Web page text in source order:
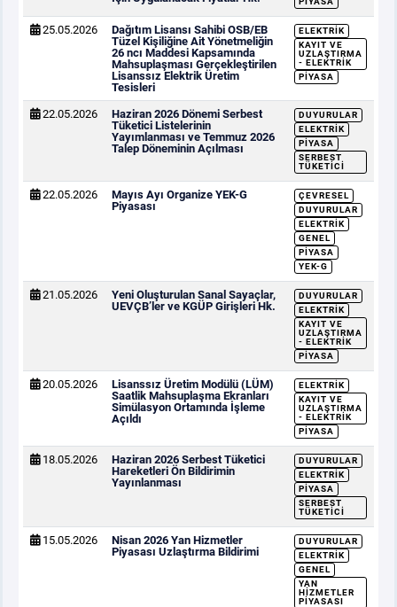
25.05.2026
Dağıtım Lisansı Sahibi OSB/EB
Tüzel Kişiliğine Ait Yönetmeliğin
26 ncı Maddesi Kapsamında
Mahsuplaşması Gerçekleştirilen
Lisanssız Elektrik Üretim
Tesisleri
ELEKTRIK
KAYIT VE
UZLAŞTIRMA
- ELEKTRIK
PIYASA
22.05.2026
Haziran 2026 Dönemi Serbest
Tüketici Listelerinin
Yayımlanması ve Temmuz 2026
Talep Döneminin Açılması
DUYURULAR
ELEKTRIK
PIYASA
SERBEST
TÜKETICI
22.05.2026
Mayıs Ayı Organize YEK-G
Piyasası
ÇEVRESEL
DUYURULAR
ELEKTRIK
GENEL
PIYASA
YEK-G
21.05.2026
Yeni Oluşturulan Sanal Sayaçlar,
UEVÇB’ler ve KGÜP Girişleri Hk.
DUYURULAR
ELEKTRIK
KAYIT VE
UZLAŞTIRMA
- ELEKTRIK
PIYASA
20.05.2026
Lisanssız Üretim Modülü (LÜM)
Saatlik Mahsuplaşma Ekranları
Simülasyon Ortamında İşleme
Açıldı
ELEKTRIK
KAYIT VE
UZLAŞTIRMA
- ELEKTRIK
PIYASA
18.05.2026
Haziran 2026 Serbest Tüketici
Hareketleri Ön Bildirimin
Yayınlanması
DUYURULAR
ELEKTRIK
PIYASA
SERBEST
TÜKETICI
15.05.2026
Nisan 2026 Yan Hizmetler
Piyasası Uzlaştırma Bildirimi
DUYURULAR
ELEKTRIK
GENEL
YAN
HIZMETLER
PIYASASI